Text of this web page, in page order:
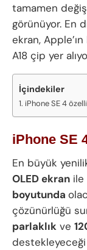
tamamen
görünüyor. En
ekran,
A18 çip yer
İçindekiler
iPhone SE 4
iPhone SE
En büyük
OLED ekran ile
boyutunda
çözünürlüğü
parlaklık ve
destekleyeceği